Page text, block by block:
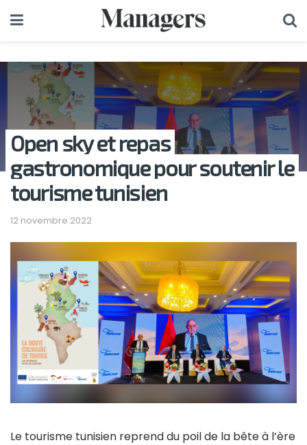
Open sky et repas
gastronomique pour soutenir le
tourisme tunisien
12 novembre 2022
Le tourisme tunisien reprend du poil de la bête à l’ère